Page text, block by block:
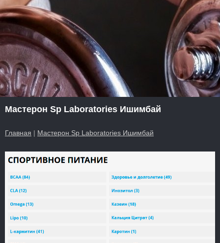
Мастерон Sp Laboratories Ишимбай
Главная | Мастерон Sp Laboratories Ишимбай